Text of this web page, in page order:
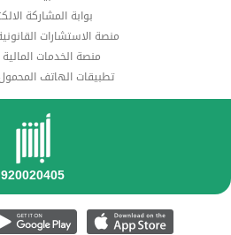
بوابة المشاركة
منصة الاستشارات
منصة الخدمات
تطبيقات الهاتف